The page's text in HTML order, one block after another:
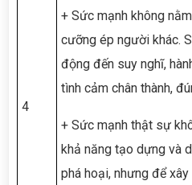
4
+ Sức mạnh không
cưỡng ép người khác.
động đến suy nghĩ,
tình cảm chân thành,
+ Sức mạnh thật sự
khả năng tạo dựng và
phá hoại, nhưng để